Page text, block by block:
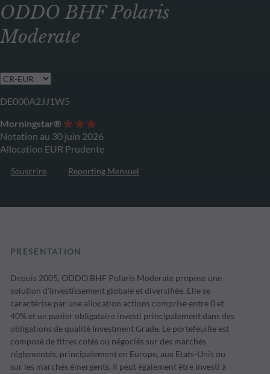
ODDO BHF Polaris
Moderate
DE000A2JJ1W5
Morningstar®
Notation au 30 juin 2026
Allocation EUR Prudente
Souscrire Reporting Mensuel
PRÉSENTATION
Depuis 2005, ODDO BHF Polaris Moderate propose une
solution d'investissement globale et diversifiée. Elle se
caractérise par une allocation actions comprise entre 0 et
40% et un panier obligataire investi principalement dans des
obligations de qualité Investment Grade. Le portefeuille est
composé de titres cotés ou négociés sur des marchés
réglementés, principalement en Europe, aux Etats-Unis ou
sur les marchés émergents. Il peut également être investi à